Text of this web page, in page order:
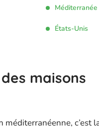
États-Unis
maisons
méditerranéenne, c’est